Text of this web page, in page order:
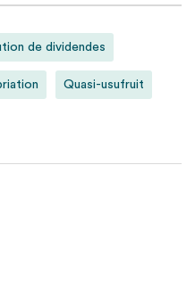
de dividendes
Quasi-usufruit